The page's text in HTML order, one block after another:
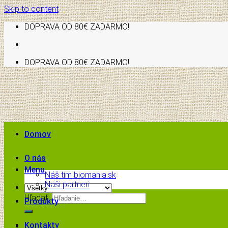
Skip to content
DOPRAVA OD 80€ ZADARMO!
DOPRAVA OD 80€ ZADARMO!
Menu
Hľadať:
Domov
O nás
Náš tím biomania.sk
Naši partneri
Produkty
Kontakty